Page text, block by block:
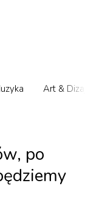
Art &
po